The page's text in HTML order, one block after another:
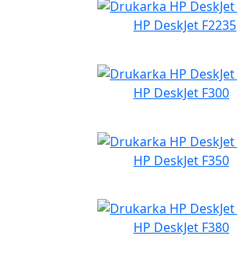
HP DeskJet F2235
HP DeskJet F300
HP DeskJet F350
HP DeskJet F380